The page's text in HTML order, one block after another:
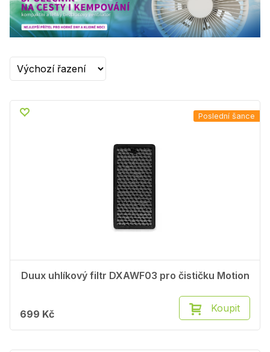
Duux uhlíkový filtr DXAWF03 pro čističku Motion
699 Kč Koupit
Poslední šance